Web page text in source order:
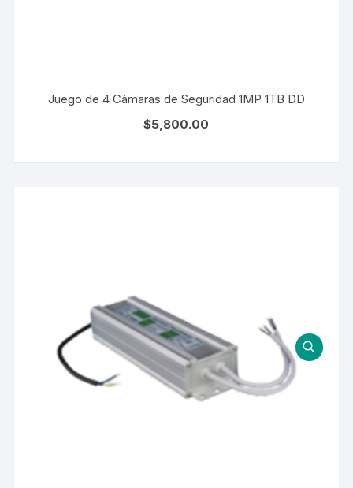
Juego de 4 Cámaras de Seguridad 1MP 1TB DD
$5,800.00